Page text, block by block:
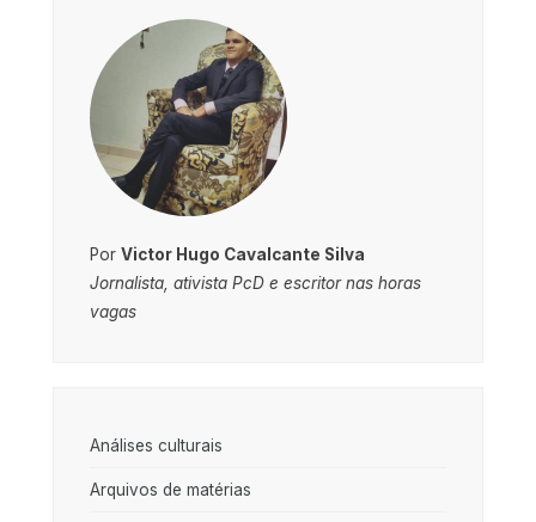
Por Victor Hugo Cavalcante Silva
Jornalista, ativista PcD e escritor nas horas
vagas
Análises culturais
Arquivos de matérias